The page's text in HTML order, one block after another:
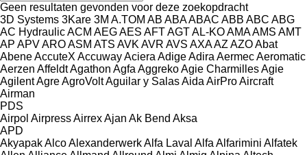
Geen resultaten gevonden voor deze zoekopdracht
3D Systems 3Kare 3M A.TOM AB ABAABAC ABB ABC ABG
AC HydraulicACM AEGAES AFTAGTAL-KOAMAAMS AMT
AP APVAROASM ATS AVK AVR AVS AXAAZ AZOAbat
AbeneAccuteX AccuwayAciera AdigeAdira AermecAeromatic
Aerzen AffeldtAgathon Agfa AggrekoAgie CharmillesAgie
AgilentAgreAgroVoltAguilar y SalasAida AirProAircraft
Airman
PDS
Airpol AirpressAirrexAjan Ak Bend Aksa
APD
AkyapakAlcoAlexanderwerkAlfa Laval Alfa Alfarimini Alfatek